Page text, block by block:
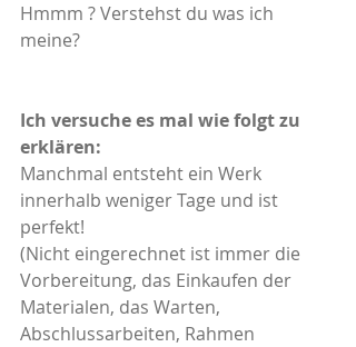
Hmmm ? Verstehst du was ich
meine?
Ich versuche es mal wie folgt zu
erklären:
Manchmal entsteht ein Werk
innerhalb weniger Tage und ist
perfekt!
(Nicht eingerechnet ist immer die
Vorbereitung, das Einkaufen der
Materialen, das Warten,
Abschlussarbeiten, Rahmen